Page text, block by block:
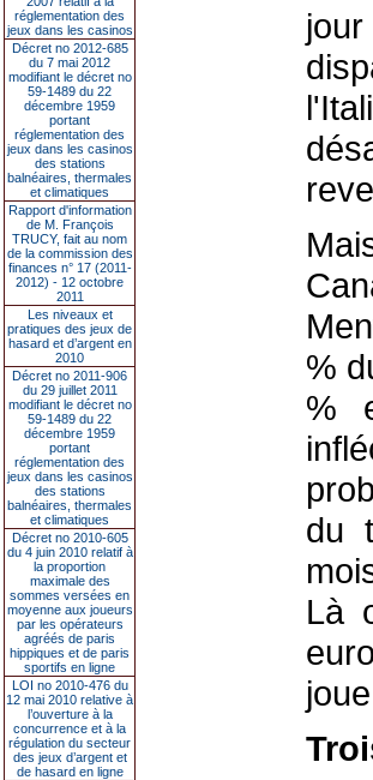
réglementation des
jeux dans les casinos
Décret no 2012-685
du 7 mai 2012
modifiant le décret no
59-1489 du 22
décembre 1959
portant
réglementation des
jeux dans les casinos
des stations
balnéaires, thermales
et climatiques
Rapport d'information
de M. François
TRUCY, fait au nom
de la commission des
finances n° 17 (2011-
2012) - 12 octobre
2011
Les niveaux et
pratiques des jeux de
hasard et d’argent en
2010
Décret no 2011-906
du 29 juillet 2011
modifiant le décret no
59-1489 du 22
décembre 1959
portant
réglementation des
jeux dans les casinos
des stations
balnéaires, thermales
et climatiques
Décret no 2010-605
du 4 juin 2010 relatif à
la proportion
maximale des
sommes versées en
moyenne aux joueurs
par les opérateurs
agréés de paris
hippiques et de paris
sportifs en ligne
LOI no 2010-476 du
12 mai 2010 relative à
l’ouverture à la
concurrence et à la
régulation du secteur
des jeux d’argent et
de hasard en ligne
%
%
du
Là